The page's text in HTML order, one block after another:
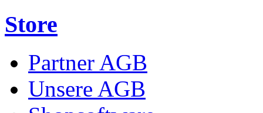
Store
Partner AGB
Unsere AGB